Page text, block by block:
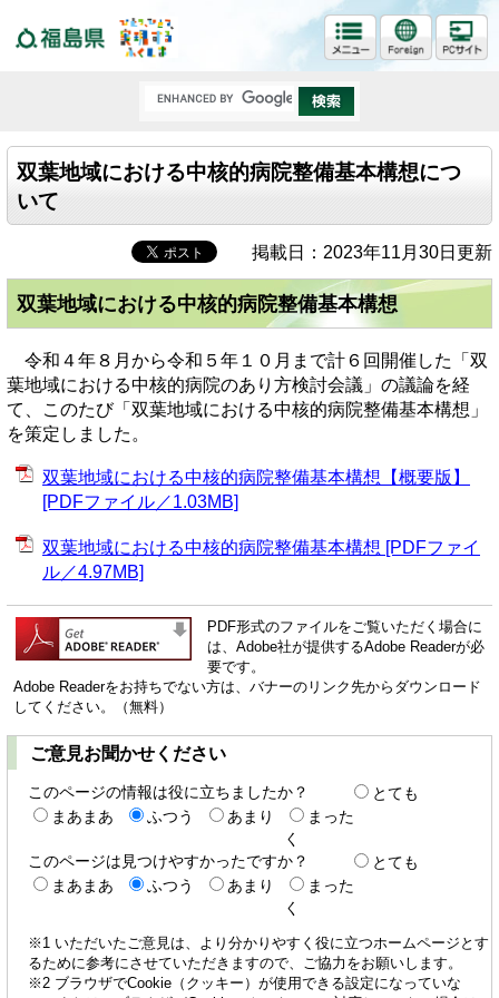
双葉地域における中核的病院整備基本構想につ
いて
掲載日：2023年11月30日更新
双葉地域における中核的病院整備基本構想
令和４年８月から令和５年１０月まで計６回開催した「双
葉地域における中核的病院のあり方検討会議」の議論を経
て、このたび「双葉地域における中核的病院整備基本構想」
を策定しました。
双葉地域における中核的病院整備基本構想【概要版】
[PDFファイル／1.03MB]
双葉地域における中核的病院整備基本構想 [PDFファイ
ル／4.97MB]
PDF形式のファイルをご覧いただく場合に
は、Adobe社が提供するAdobe Readerが必
要です。
Adobe Readerをお持ちでない方は、バナーのリンク先からダウンロード
してください。（無料）
ご意見お聞かせください
このページの情報は役に立ちましたか？
とても
まあまあ
ふつう あまり
まった
く
このページは見つけやすかったですか？
とても
まあまあ
ふつう あまり
まった
く
※1 いただいたご意見は、より分かりやすく役に立つホームページとす
るために参考にさせていただきますので、ご協力をお願いします。
※2 ブラウザでCookie（クッキー）が使用できる設定になっていな